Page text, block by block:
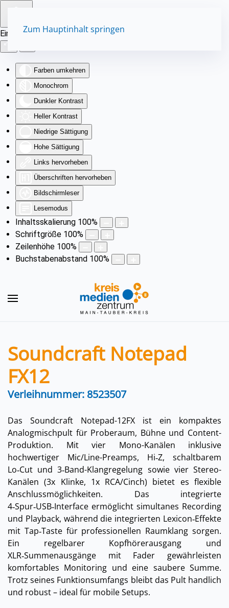
Eingabehilfen öffnen
Farben umkehren
Monochrom
Dunkler Kontrast
Heller Kontrast
Niedrige Sättigung
Hohe Sättigung
Links hervorheben
Überschriften hervorheben
Bildschirmleser
Lesemodus
Inhaltsskalierung 100%
Schriftgröße 100%
Zeilenhöhe 100%
Buchstabenabstand 100%
Zum Hauptinhalt springen
Soundcraft Notepad
FX12
Verleihnummer: 8523507
Das Soundcraft Notepad-12FX ist ein kompaktes
Analogmischpult für Proberaum, Bühne und Content-
Produktion. Mit vier Mono-Kanälen inklusive
hochwertiger Mic/Line-Preamps, Hi‑Z, schaltbarem
Lo‑Cut und 3‑Band-Klangregelung sowie vier Stereo-
Kanälen (3x Klinke, 1x RCA/Cinch) bietet es flexible
Anschlussmöglichkeiten. Das integrierte
4‑Spur‑USB‑Interface ermöglicht simultanes Recording
und Playback, während die integrierten Lexicon‑Effekte
mit Tap‑Taste für professionellen Raumklang sorgen.
Ein regelbarer Kopfhörerausgang und
XLR‑Summenausgänge mit Fader gewährleisten
komfortables Monitoring und eine saubere Summe.
Trotz seines Funktionsumfangs bleibt das Pult handlich
und robust – ideal für mobile Setups.